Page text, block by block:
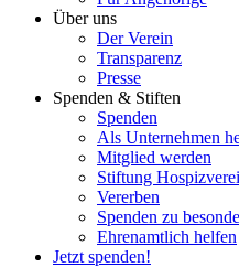
Über uns
Der Verein
Transparenz
Presse
Spenden & Stiften
Spenden
Als Unternehmen
Mitglied werden
Stiftung
Vererben
Spenden zu
Ehrenamtlich helfen
Jetzt spenden!